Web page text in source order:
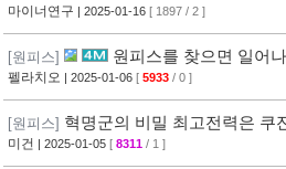
가? (Feat.팡)
마이너연구 | 2025-01-16 [ 1897 / 2 ]
[원피스] 원피스를 찾으면 일어
펠라치오 | 2025-01-06 [ 5933 / 0 ]
[원피스] 혁명군의 비밀 최고전력은 쿠
미건 | 2025-01-05 [ 8311 / 1 ]